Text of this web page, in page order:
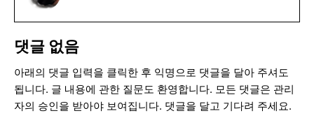
댓글 없음
아래의 댓글 입력을 클릭한 후 익명으로 댓글을 달아 주셔도
됩니다. 글 내용에 관한 질문도 환영합니다. 모든 댓글은 관리
자의 승인을 받아야 보여집니다. 댓글을 달고 기다려 주세요.